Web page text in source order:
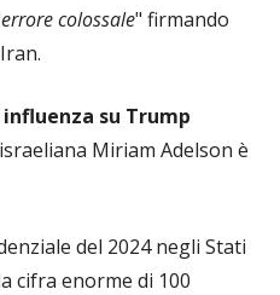
errore colossale" firmando
su Trump
Miriam Adelson è
del 2024 negli Stati
cifra enorme di 100